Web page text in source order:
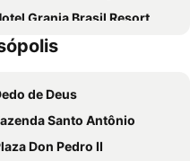
Granja Brasil Resort
Itaipava Resort & Conventions
de Deus
Santo Antônio
Don Pedro II